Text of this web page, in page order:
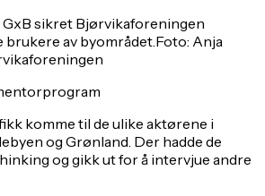
GxB sikret Bjørvikaforeningen
brukere av byområdet.Foto: Anja
komme til de ulike aktørene i
og Grønland. Der hadde de
og gikk ut for å intervjue andre